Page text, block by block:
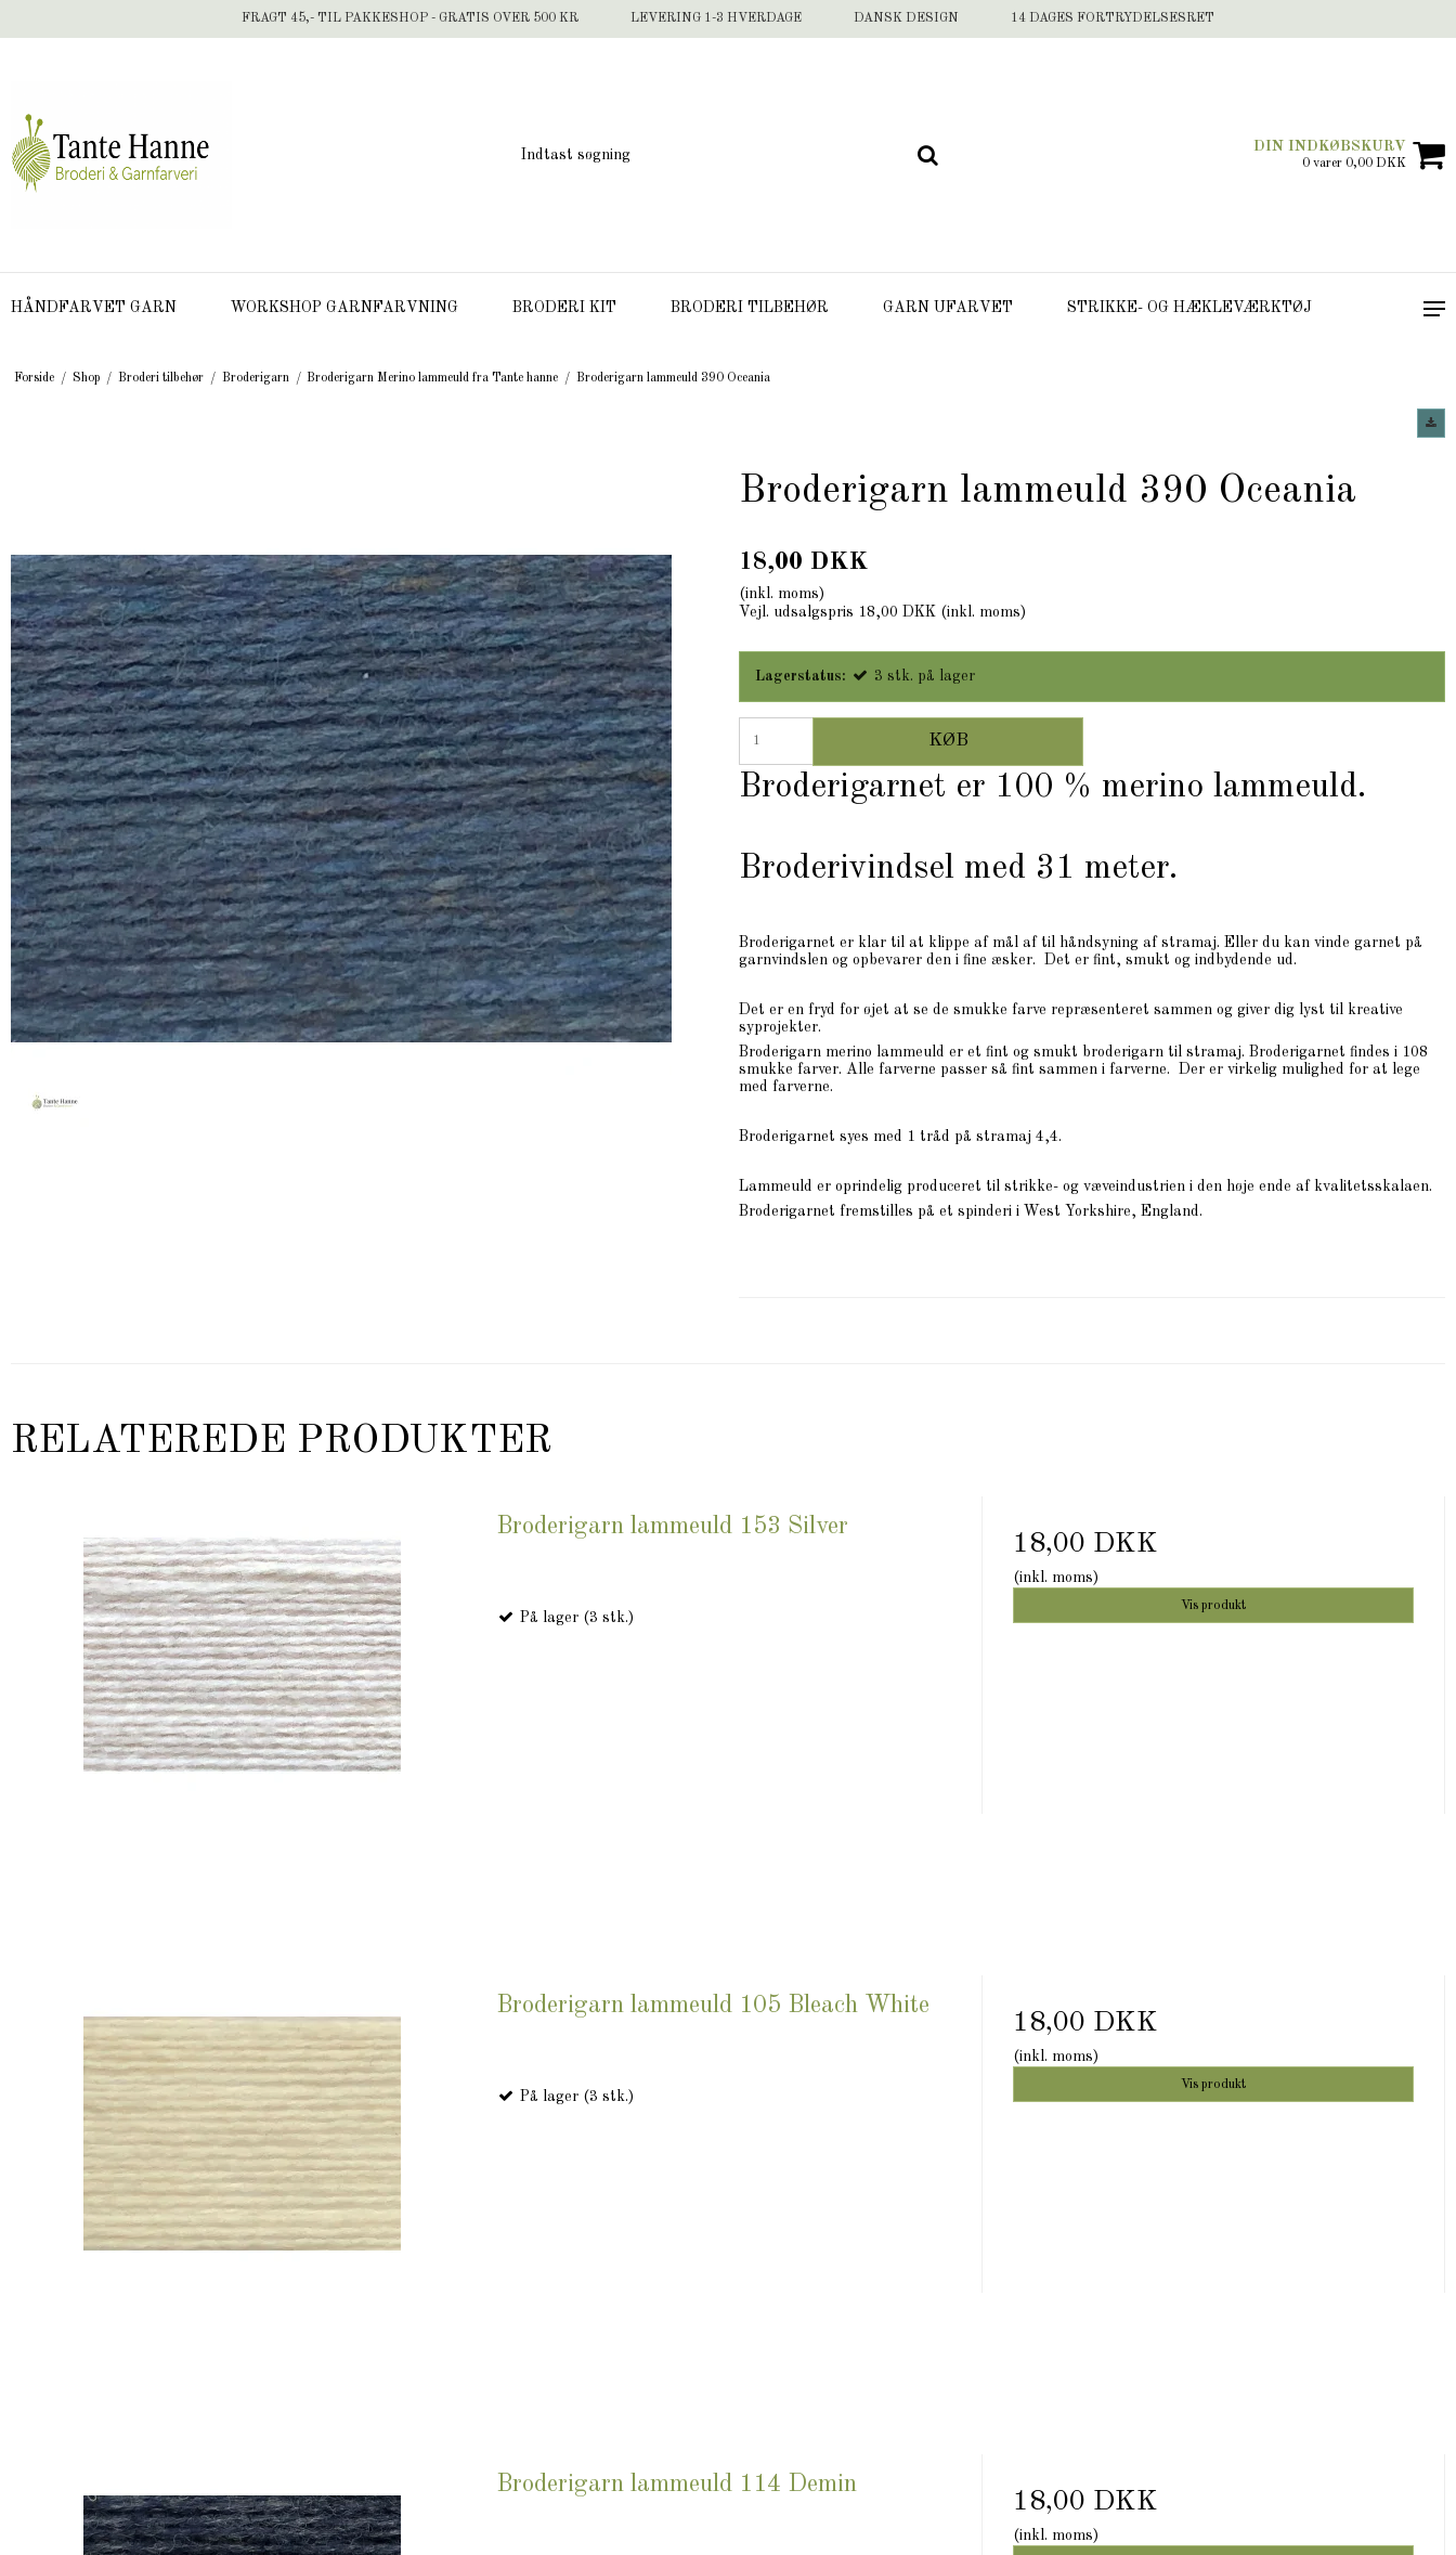
FRAGT 45,- TIL PAKKESHOP - GRATIS OVER 500 KR LEVERING 1-3 HVERDAGE DANSK DESIGN 14 DAGES FORTRYDELSESRET
DIN INDKØBSKURV
0 varer 0,00 DKK
HÅNDFARVET GARN WORKSHOP GARNFARVNING BRODERI KIT BRODERI TILBEHØR GARN UFARVET STRIKKE- OG HÆKLEVÆRKTØJ
Forside / Shop / Broderi tilbehør / Broderigarn / Broderigarn Merino lammeuld fra Tante hanne / Broderigarn lammeuld 390 Oceania
Broderigarn lammeuld 390 Oceania
18,00 DKK
(inkl. moms)
Vejl. udsalgspris 18,00 DKK (inkl. moms)
Lagerstatus: 3 stk. på lager
KØB
Broderigarnet er 100 % merino lammeuld.
Broderivindsel med 31 meter.
Broderigarnet er klar til at klippe af mål af til håndsyning af stramaj. Eller du kan vinde garnet på
garnvindslen og opbevarer den i fine æsker. Det er fint, smukt og indbydende ud.
Det er en fryd for øjet at se de smukke farve repræsenteret sammen og giver dig lyst til kreative
syprojekter.
Broderigarn merino lammeuld er et fint og smukt broderigarn til stramaj. Broderigarnet findes i 108
smukke farver. Alle farverne passer så fint sammen i farverne. Der er virkelig mulighed for at lege
med farverne.
Broderigarnet syes med 1 tråd på stramaj 4,4.
Lammeuld er oprindelig produceret til strikke- og væveindustrien i den høje ende af kvalitetsskalaen.
Broderigarnet fremstilles på et spinderi i West Yorkshire, England.
RELATEREDE PRODUKTER
Broderigarn lammeuld 153 Silver
På lager (3 stk.)
18,00 DKK
(inkl. moms)
Vis produkt
Broderigarn lammeuld 105 Bleach White
På lager (3 stk.)
18,00 DKK
(inkl. moms)
Vis produkt
Broderigarn lammeuld 114 Demin
18,00 DKK
(inkl. moms)